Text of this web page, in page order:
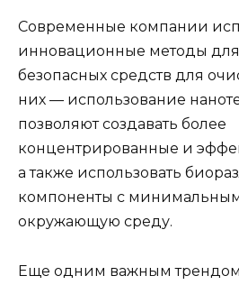
Современные компании
инновационные методы для
безопасных средств для
них — использование
позволяют создавать более
концентрированные и
а также использовать
компоненты с
окружающую среду.
Еще одним важным трендом